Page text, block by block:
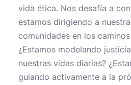
vida ética. Nos desafía a
estamos dirigiendo a
comunidades en los
¿Estamos modelando
nuestras vidas diarias?
guiando activamente a la